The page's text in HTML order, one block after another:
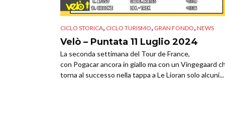
CICLO STORICA, CICLO TURISMO, GRAN FONDO, NEWS
Velò – Puntata 11 Luglio 2024
La seconda settimana del Tour de France,
con Pogacar ancora in giallo ma con un Vingegaard
torna al successo nella tappa a Le Lioran solo alcuni...